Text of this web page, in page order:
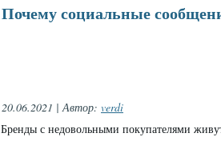
Почему социальные
20.06.2021 | Автор: verdi
Бренды с недовольными покупателями